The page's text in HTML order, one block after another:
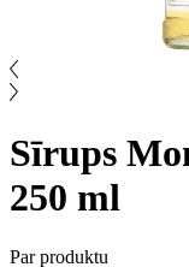
Sīrups
250 ml
Par produktu